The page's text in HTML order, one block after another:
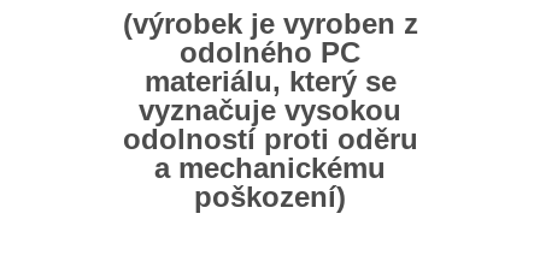
(výrobek je vyroben z
odolného PC
materiálu, který se
vyznačuje vysokou
odolností proti oděru
a mechanickému
poškození)